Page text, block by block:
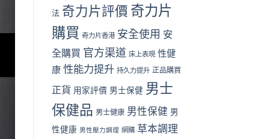
港
篇）〉
價
格
用
家
評
價〉
法 奇力片評價 奇力片
購買 奇力片香港 安全使用 安
全購買 官方渠道 床上表現 性健
康 性能力提升 持久力提升 正品購買
正貨 用家評價 男士保健 男士
保健品 男士健康 男性保健 男
性健康 男性壓力調理 網購 草本調理